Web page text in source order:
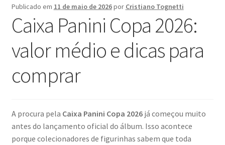
Publicado em 11 de maio de 2026por Cristiano Tognetti
Caixa Panini Copa 2026:
valor médio e dicas para
comprar
A procura pela Caixa Panini Copa 2026já começou muito
antes do lançamento oficial do álbum. Isso acontece
porque colecionadores de figurinhas sabem que toda